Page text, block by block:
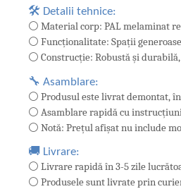
🛠️ Detalii tehnice:
⚪ Material corp: PAL melaminat
⚪ Funcționalitate: Spații
⚪ Construcție: Robustă și
🔧 Asamblare:
⚪ Produsul este livrat demontat,
⚪ Asamblare rapidă cu
⚪ Notă: Prețul afișat nu include
🚚 Livrare:
⚪ Livrare rapidă în 3-5 zile
⚪ Produsele sunt livrate prin